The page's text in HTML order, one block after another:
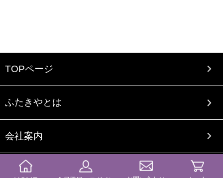
TOPページ
ふたきやとは
会社案内
オリジナルブランドについて